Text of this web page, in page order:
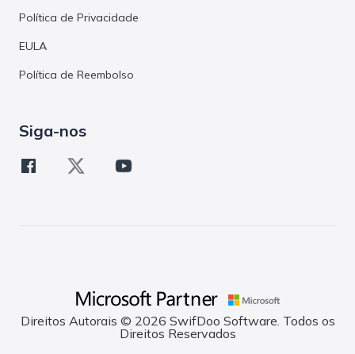
Siga-nos
Política de Privacidade
EULA
Política de Reembolso
Direitos Autorais © 2026 SwifDoo Software. Todos os
Direitos Reservados